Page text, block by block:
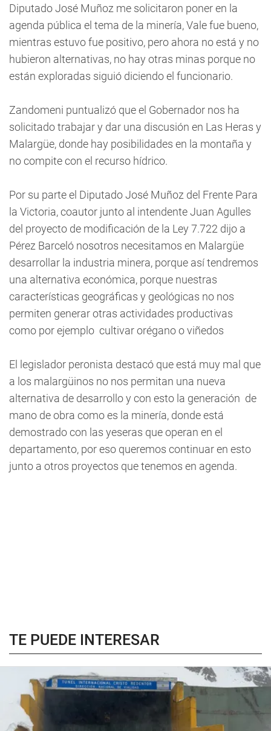
Diputado José Muñoz me solicitaron poner en la
agenda pública el tema de la minería, Vale fue bueno,
mientras estuvo fue positivo, pero ahora no está y no
hubieron alternativas, no hay otras minas porque no
están exploradas siguió diciendo el funcionario.
Zandomeni puntualizó que el Gobernador nos ha
solicitado trabajar y dar una discusión en Las Heras y
Malargüe, donde hay posibilidades en la montaña y
no compite con el recurso hídrico.
Por su parte el Diputado José Muñoz del Frente Para
la Victoria, coautor junto al intendente Juan Agulles
del proyecto de modificación de la Ley 7.722 dijo a
Pérez Barceló nosotros necesitamos en Malargüe
desarrollar la industria minera, porque así tendremos
una alternativa económica, porque nuestras
características geográficas y geológicas no nos
permiten generar otras actividades productivas
como por ejemplo cultivar orégano o viñedos
El legislador peronista destacó que está muy mal que
a los malargüinos no nos permitan una nueva
alternativa de desarrollo y con esto la generación de
mano de obra como es la minería, donde está
demostrado con las yeseras que operan en el
departamento, por eso queremos continuar en esto
junto a otros proyectos que tenemos en agenda.
TE PUEDE INTERESAR